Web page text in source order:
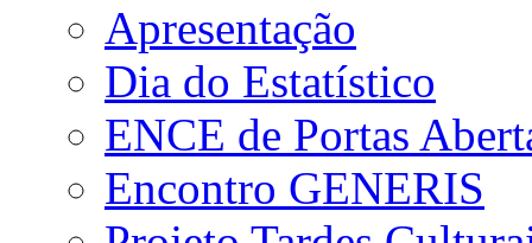
Apresentação
Dia do Estatístico
ENCE de Portas
Encontro GENERIS